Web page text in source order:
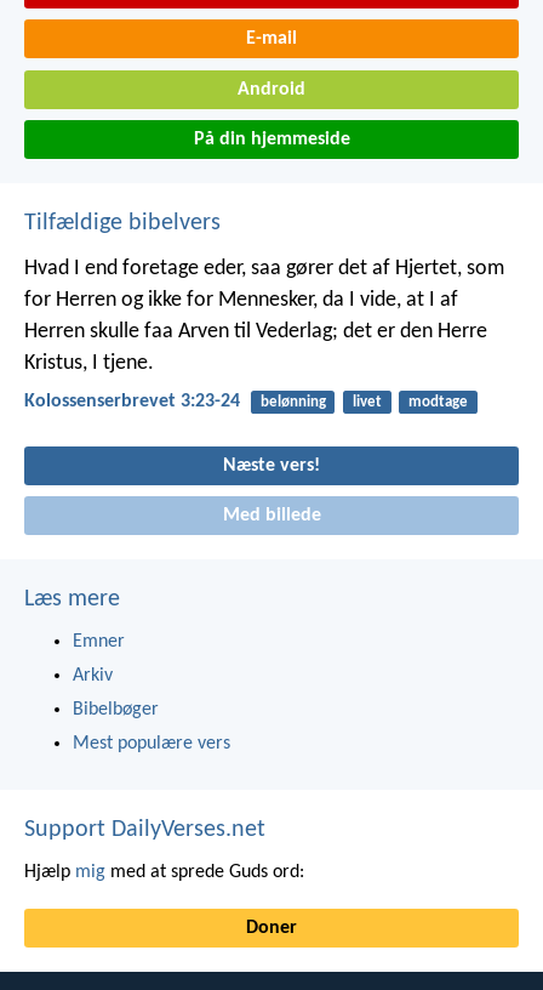
E-mail
Android
På din hjemmeside
Tilfældige bibelvers
Hvad I end foretage eder, saa gører det af Hjertet, som
for Herren og ikke for Mennesker, da I vide, at I af
Herren skulle faa Arven til Vederlag; det er den Herre
Kristus, I tjene.
Kolossenserbrevet 3:23-24 belønning livet modtage
Næste vers!
Med billede
Læs mere
Emner
Arkiv
Bibelbøger
Mest populære vers
Support DailyVerses.net
Hjælp mig med at sprede Guds ord:
Doner